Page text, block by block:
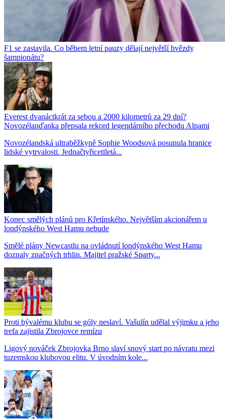
F1 se zastavila. Co během letní pauzy dělají největší hvězdy
šampionátu?
Everest dvanáctkrát za sebou a 2000 kilometrů za 29 dní?
Novozélanďanka přepsala rekord legendárního přechodu Alpami
Novozélandská ultraběžkyně Sophie Woodsová posunula hranice
lidské vytrvalosti. Jednačtyřicetiletá...
Konec smělých plánů pro Křetínského. Největším akcionářem u
londýnského West Hamu nebude
Smělé plány Newcastlu na ovládnutí londýnského West Hamu
doznaly značných trhlin. Majitel pražské Sparty...
Proti bývalému klubu se góly neslaví. Vašulín udělal výjimku a jeho
trefa zajistila Zbrojovce remízu
Ligový nováček Zbrojovka Brno slaví snový start po návratu mezi
tuzemskou klubovou elitu. V úvodním kole...